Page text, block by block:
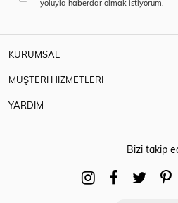
yoluyla haberdar olmak istiyorum.
KURUMSAL
MÜŞTERİ HİZMETLERİ
YARDIM
Bizi takip